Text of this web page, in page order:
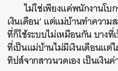
ไม่ใช่เพียงแค่พนักงานโบ
เงินเดือน’ แต่แม่บ้านทำควา
ที่ก็ใช้ระบบไม่เหมือนกัน บางที่
ที่เป็นแม่บ้านไม่มีเงินเดือนแต่
ทิปส์จากสาวนวดเอง เป็นเงิน
ค้นหา